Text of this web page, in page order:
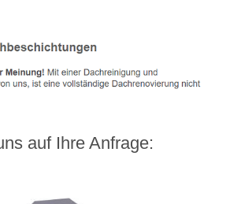
auf Ihre Anfrage: